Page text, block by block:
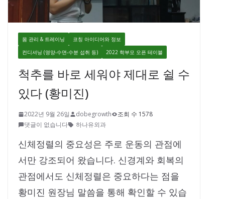
몸 관리 & 트레이닝
코칭 아이디어와 정보
컨디셔닝 (영양-수면-수분 섭취 등)
2022 학부모 오픈 테이블
척추를 바로 세워야 제대로 쉴 수
있다 (황미진)
2022년 9월 26일 dobegrowth
조회 수 1578
댓글이 없습니다
하나유외과
신체정렬의 중요성은 주로 운동의 관점에
서만 강조되어 왔습니다. 신경계와 회복의
관점에서도 신체정렬은 중요하다는 점을
황미진 원장님 말씀을 통해 확인할 수 있습